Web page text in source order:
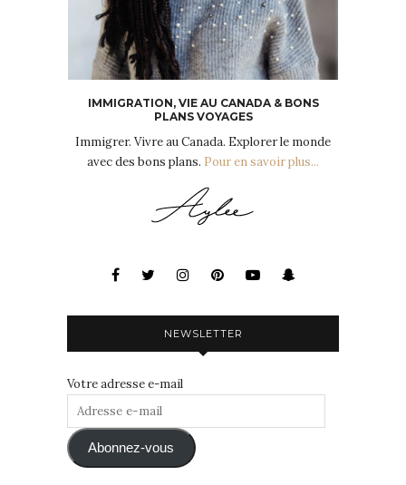
IMMIGRATION, VIE AU CANADA & BONS
PLANS VOYAGES
Immigrer. Vivre au Canada. Explorer le monde
avec des bons plans. Pour en savoir plus...
NEWSLETTER
Votre adresse e-mail
Adresse
mail Abonnez-vous